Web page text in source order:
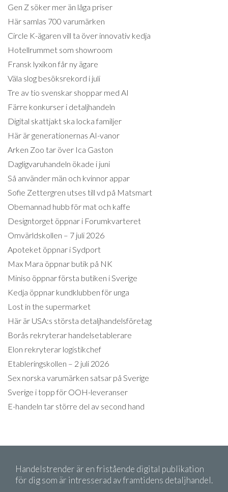
Gen Z söker mer än låga priser
Här samlas 700 varumärken
Circle K-ägaren vill ta över innovativ kedja
Hotellrummet som showroom
Fransk lyxikon får ny ägare
Väla slog besöksrekord i juli
Tre av tio svenskar shoppar med AI
Färre konkurser i detaljhandeln
Digital skattjakt ska locka familjer
Här är generationernas AI-vanor
Arken Zoo tar över Ica Gaston
Dagligvaruhandeln ökade i juni
Så använder män och kvinnor appar
Sofie Zettergren utses till vd på Matsmart
Obemannad hubb för mat och kaffe
Designtorget öppnar i Forumkvarteret
Omvärldskollen – 7 juli 2026
Apoteket öppnar i Sydport
Max Mara öppnar butik på NK
Miniso öppnar första butiken i Sverige
Kedja öppnar kundklubben för unga
Lost in the supermarket
Här är USA:s största detaljhandelsföretag
Borås rekryterar handelsetablerare
Elon rekryterar logistikchef
Etableringskollen – 2 juli 2026
Sex norska varumärken satsar på Sverige
Sverige i topp för OOH-leveranser
E-handeln tar större del av second hand
Handelstrender är en fristående digital publikation
för dig som är intresserad av framtidens detaljhandel.